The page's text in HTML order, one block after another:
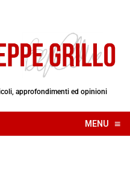
approfondimenti ed opinioni
MENU ≡
☰